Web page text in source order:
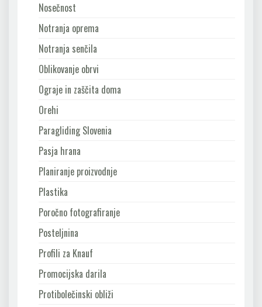
Nosečnost
Notranja oprema
Notranja senčila
Oblikovanje obrvi
Ograje in zaščita doma
Orehi
Paragliding Slovenia
Pasja hrana
Planiranje proizvodnje
Plastika
Poročno fotografiranje
Posteljnina
Profili za Knauf
Promocijska darila
Protibolečinski obliži